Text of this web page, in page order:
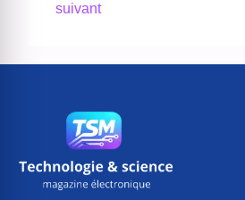
suivant